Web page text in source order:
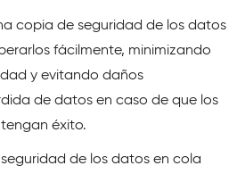
copia de seguridad de los datos
fácilmente, minimizando
y evitando daños
de datos en caso de que los
éxito.
de los datos en cola